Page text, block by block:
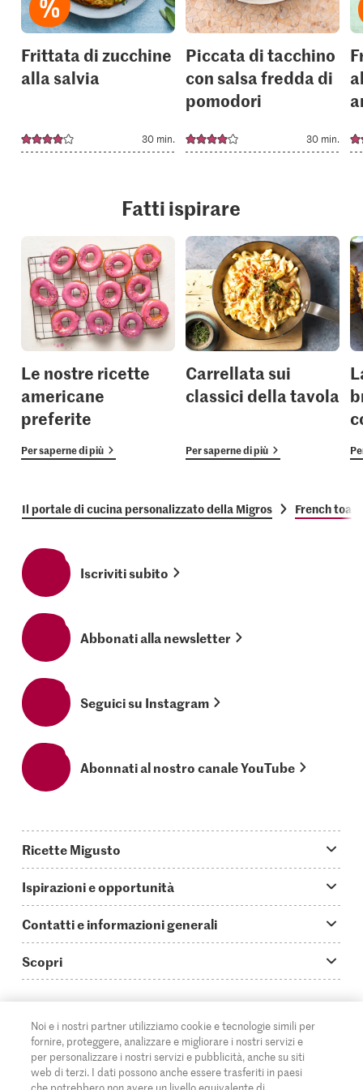
Frittata di zucchine
alla salvia
30 min.
Piccata di tacchino
con salsa fredda di
pomodori
30 min.
Fatti ispirare
Le nostre ricette
americane
preferite
Per saperne di più
Carrellata sui
classici della tavola
Per saperne di più
Il portale di cucina personalizzato della Migros French
Iscriviti subito
Abbonati alla newsletter
Seguici su Instagram
Abonnati al nostro canale YouTube
Ricette Migusto
Oggi cucino
Piatti principali
Ricette semplici & veloci
Ricette al forno
Ricette per famiglie & bambini
Ispirazioni e opportunità
Storie
Video How to
Login Migusto
Rivista Migusto
Contatti e informazioni generali
Guida alle abbreviazioni
Contatti
Pubblicità
Scopri
Migros Online
A proposito della Migros
Noi e i nostri partner utilizziamo cookie e tecnologie simili per
fornire, proteggere, analizzare e migliorare i nostri servizi e
per personalizzare i nostri servizi e pubblicità, anche su siti
web di terzi. I dati possono anche essere trasferiti in paesi